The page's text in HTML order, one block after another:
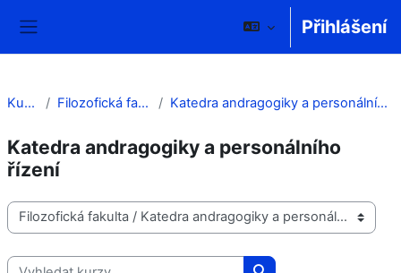
Přihlášení
Kurzy Filozofická fakulta Katedra andragogiky a personálního řízení
Katedra andragogiky a personálního
řízení
Kategorie kurzů
Vyhledat kurzy